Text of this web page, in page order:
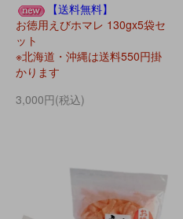
【送料無料】
お徳用えびホマレ 130gx5袋セ
ット
※北海道・沖縄は送料550円掛
かります
3,000円(税込)